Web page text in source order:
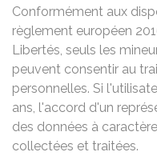
Conformément aux
règlement européen
Libertés, seuls les
peuvent consentir au
personnelles. Si
ans, l'accord d'un
des données à
collectées et traitées.